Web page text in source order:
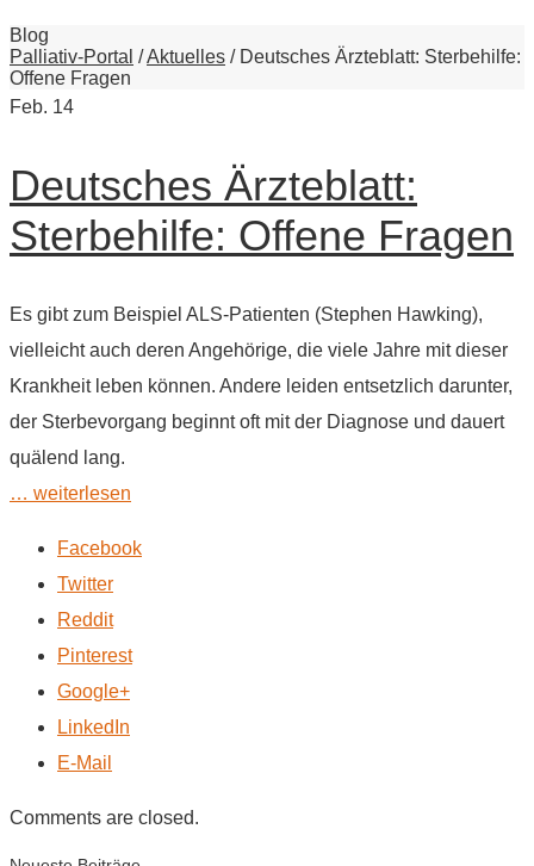
Blog
Palliativ-Portal /Aktuelles / Deutsches Ärzteblatt: Sterbehilfe:
Offene Fragen
Feb. 14
Deutsches Ärzteblatt:
Sterbehilfe: Offene Fragen
Es gibt zum Beispiel ALS-Patienten (Stephen Hawking),
vielleicht auch deren Angehörige, die viele Jahre mit dieser
Krankheit leben können. Andere leiden entsetzlich darunter,
der Sterbevorgang beginnt oft mit der Diagnose und dauert
quälend lang.
… weiterlesen
Facebook
Twitter
Reddit
Pinterest
Google+
LinkedIn
E-Mail
Comments are closed.